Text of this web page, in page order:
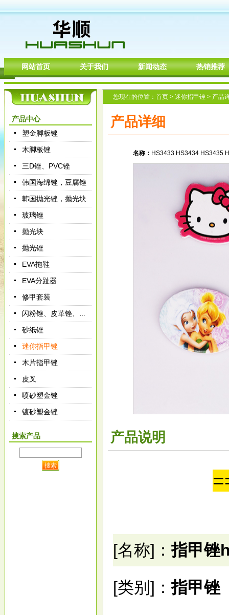
网站首页 关于我们 新闻动态 热销推荐
产品中心
塑金脚板锉
木脚板锉
三D锉、PVC锉
韩国海绵锉，豆腐锉
韩国抛光锉，抛光块
玻璃锉
抛光块
抛光锉
EVA拖鞋
EVA分趾器
修甲套装
闪粉锉、皮革锉、绒布锉
砂纸锉
迷你指甲锉
木片指甲锉
皮叉
喷砂塑金锉
镀砂塑金锉
搜索产品
您现在的位置： 首页 > 迷你指甲锉 > 产品
产品详细
名称： HS3433 HS3434 HS3435
产品说明
[名称] ：指甲锉
[类别 ] ：指甲锉